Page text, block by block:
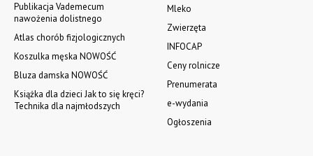
Mleko
Zwierzęta
INFOCAP
Ceny rolnicze
Prenumerata
e-wydania
Ogłoszenia
Publikacja Vademecum
nawożenia dolistnego
Atlas chorób fizjologicznych
Koszulka męska NOWOŚĆ
Bluza damska NOWOŚĆ
Książka dla dzieci Jak to się kręci?
Technika dla najmłodszych